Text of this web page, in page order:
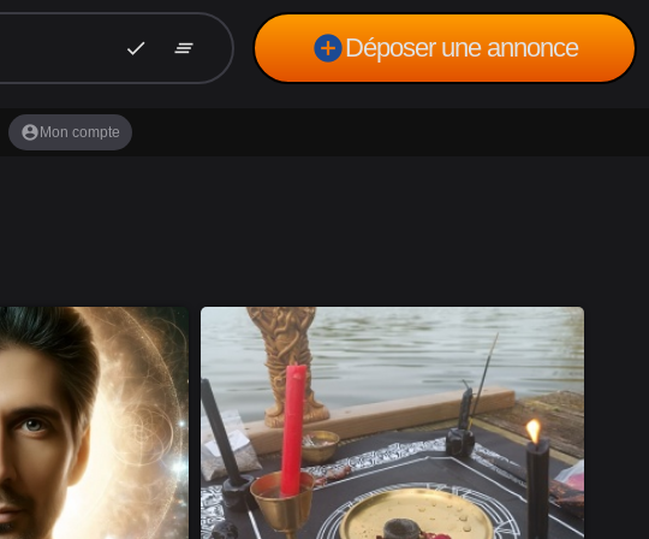
check clear_all add_circleDéposer une annonce
account_circle Mon compte